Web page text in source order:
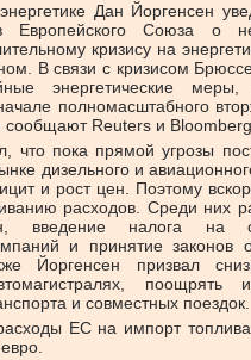
Дан Йоргенсен
Союза о
кризису на
В связи с кризисом
энергетические меры,
полномасштабного
сообщают Reuters и
что пока прямой угрозы
дизельного и
и рост цен. Поэтому
расходов. Среди них
введение налога на
и принятие законов
Йоргенсен призвал
поощрять
и совместных поездок.
ЕС на импорт